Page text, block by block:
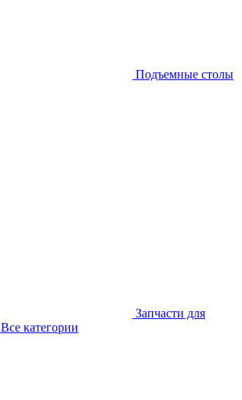
Подъемные столы
Запчасти для
Все категории